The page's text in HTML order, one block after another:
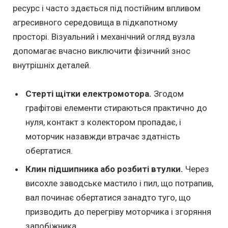
ресурс і часто здається під постійним впливом
агресивного середовища в підкапотному
просторі. Візуальний і механічний огляд вузла
допомагає вчасно виключити фізичний знос
внутрішніх деталей.
Стерті щітки електромотора. Згодом
графітові елементи стираються практично до
нуля, контакт з колектором пропадає, і
моторчик назавжди втрачає здатність
обертатися.
Клин підшипника або розбиті втулки. Через
висохле заводське мастило і пил, що потрапив,
вал починає обертатися занадто туго, що
призводить до перегріву моторчика і згоряння
запобіжника.